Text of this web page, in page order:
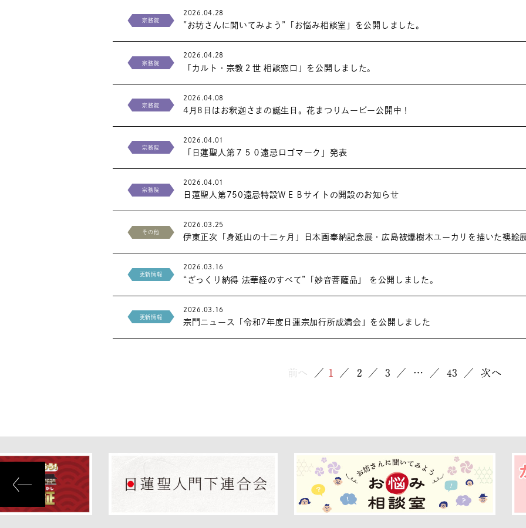
宗務院
2026.04.28
”お坊さんに聞いてみよう”「お悩み相談室」を公開しました。
宗務院
2026.04.28
「カルト・宗教２世 相談窓口」を公開しました。
宗務院
2026.04.08
4月8日はお釈迦さまの誕生日。花まつりムービー公開中！
宗務院
2026.04.01
「日蓮聖人第７５０遠忌ロゴマーク」発表
宗務院
2026.04.01
日蓮聖人第750遠忌特設ＷＥＢサイトの開設のお知らせ
その他
2026.03.25
伊東正次「身延山の十二ヶ月」日本画奉納記念展・広島被爆樹木ユーカリを描いた襖絵
更新情報
2026.03.16
“ざっくり納得 法華経のすべて”「妙音菩薩品」 を公開しました。
更新情報
2026.03.16
宗門ニュース「令和7年度日蓮宗加行所成満会」を公開しました
前へ 1 2 3 … 43 次へ